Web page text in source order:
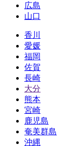
広島
山口
香川
愛媛
福岡
佐賀
長崎
大分
熊本
宮崎
鹿児島
奄美群島
沖縄